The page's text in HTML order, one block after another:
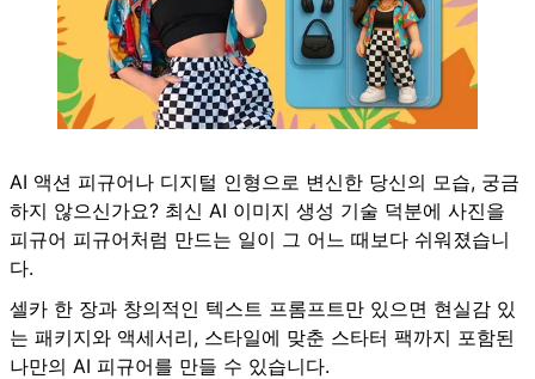
AI 액션 피규어나 디지털 인형으로 변신한 당신의 모습, 궁금
하지 않으신가요? 최신 AI 이미지 생성 기술 덕분에 사진을
피규어 피규어처럼 만드는 일이 그 어느 때보다 쉬워졌습니
다.
셀카 한 장과 창의적인 텍스트 프롬프트만 있으면 현실감 있
는 패키지와 액세서리, 스타일에 맞춘 스타터 팩까지 포함된
나만의 AI 피규어를 만들 수 있습니다.